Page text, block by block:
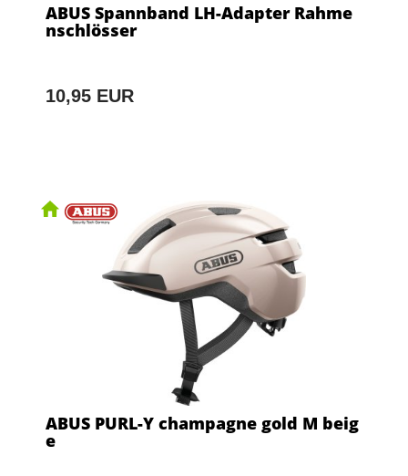
ABUS Spannband LH-Adapter Rahme
nschlösser
10,95 EUR
ABUS PURL-Y champagne gold M beig
e